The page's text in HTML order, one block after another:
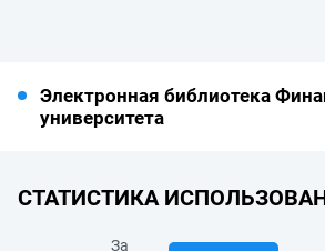
Электронная библиотека
университета
СТАТИСТИКА
За